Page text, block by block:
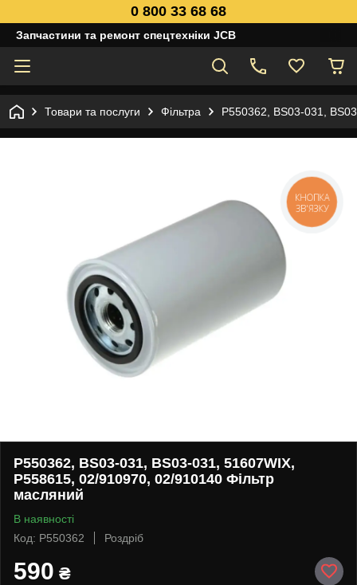
0 800 33 68 68
Запчастини та ремонт спецтехніки JCB
Товари та послуги Фільтра P550362, BS03-031,
P550362, BS03-031, BS03-031, 51607WIX,
P558615, 02/910970, 02/910140 Фільтр
масляний
В наявності
Код: P550362
Роздріб
590 ₴
КНОПКА
ЗВ'ЯЗКУ